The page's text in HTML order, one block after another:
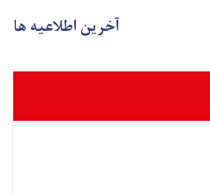
آخرین اطلاعیه ها